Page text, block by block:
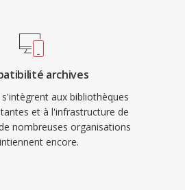
archives
s'intègrent aux bibliothèques
et à l'infrastructure de
nombreuses organisations
encore.